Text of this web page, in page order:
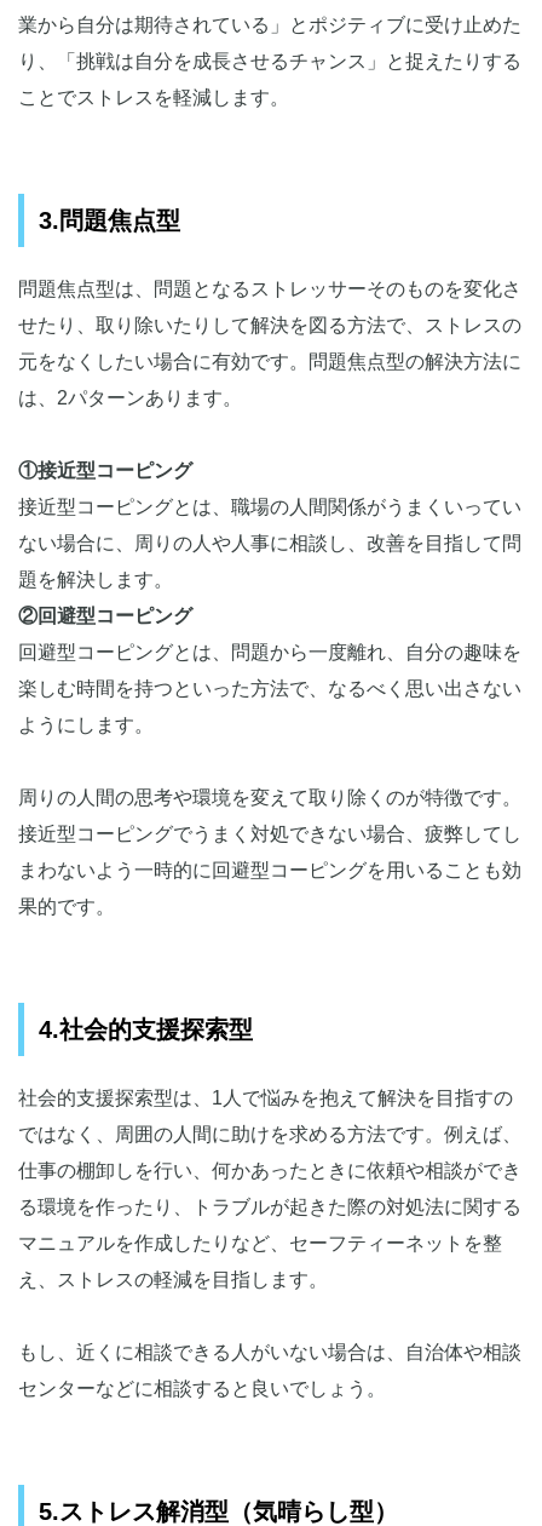
業から自分は期待されている」とポジティブに受け止めた
り、「挑戦は自分を成長させるチャンス」と捉えたりする
ことでストレスを軽減します。
3.問題焦点型
問題焦点型は、問題となるストレッサーそのものを変化さ
せたり、取り除いたりして解決を図る方法で、ストレスの
元をなくしたい場合に有効です。問題焦点型の解決方法に
は、2パターンあります。
①接近型コーピング
接近型コーピングとは、職場の人間関係がうまくいってい
ない場合に、周りの人や人事に相談し、改善を目指して問
題を解決します。
②回避型コーピング
回避型コーピングとは、問題から一度離れ、自分の趣味を
楽しむ時間を持つといった方法で、なるべく思い出さない
ようにします。
周りの人間の思考や環境を変えて取り除くのが特徴です。
接近型コーピングでうまく対処できない場合、疲弊してし
まわないよう一時的に回避型コーピングを用いることも効
果的です。
4.社会的支援探索型
社会的支援探索型は、1人で悩みを抱えて解決を目指すの
ではなく、周囲の人間に助けを求める方法です。例えば、
仕事の棚卸しを行い、何かあったときに依頼や相談ができ
る環境を作ったり、トラブルが起きた際の対処法に関する
マニュアルを作成したりなど、セーフティーネットを整
え、ストレスの軽減を目指します。
もし、近くに相談できる人がいない場合は、自治体や相談
センターなどに相談すると良いでしょう。
5.ストレス解消型（気晴らし型）